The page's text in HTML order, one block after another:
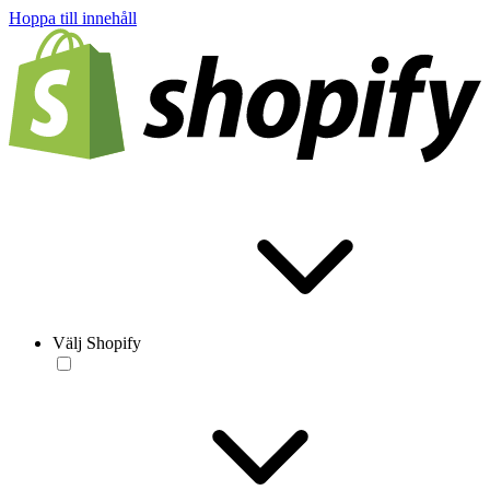
Hoppa till innehåll
Välj Shopify